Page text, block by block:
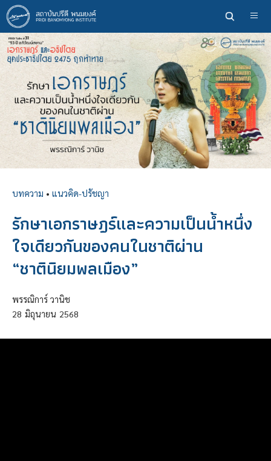
ข้าม
ไป
ยัง
เนื้อหา
หลัก
บทความ • แนวคิด-ปรัชญา
รักษาเอกราษฎร์และความเป็นน้ำหนึ่ง
ใจเดียวกันของคนในชาติผ่าน
“ชาตินิยมพลเมือง”
พรรณิการ์ วานิช
28 มิถุนายน 2568